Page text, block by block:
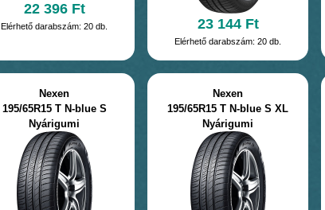
22 396 Ft
Elérhető darabszám: 20 db. 23 144 Ft
Elérhető darabszám: 20 db.
Nexen
195/65R15 T N-blue S
Nyárigumi
Nexen
195/65R15 T N-blue S XL
Nyárigumi